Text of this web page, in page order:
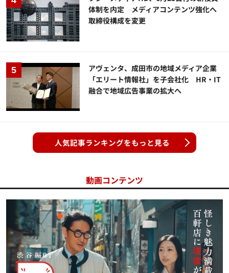
体制を内定 メディアコンテンツ強化へ
取締役構成を変更
アヴェンタ、成田市の地域メディア企業
「エリート情報社」を子会社化 HR・IT
融合で地域広告事業の拡大へ
人気記事ランキングをもっと見る
動画コンテンツ